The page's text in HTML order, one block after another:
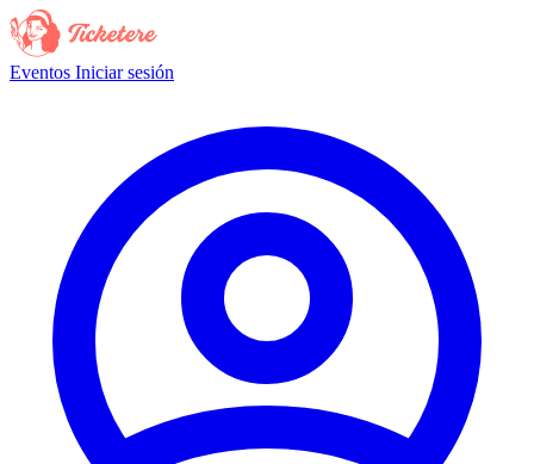
Eventos Iniciar sesión